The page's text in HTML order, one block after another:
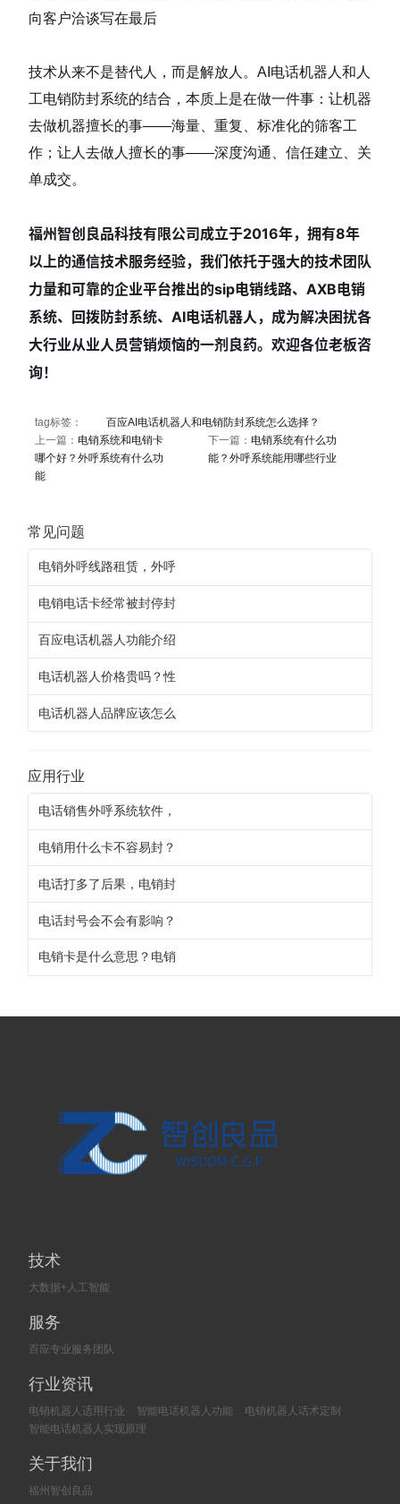
向客户洽谈写在最后
技术从来不是替代人，而是解放人。AI电话机器人和人
工电销防封系统的结合，本质上是在做一件事：让机器
去做机器擅长的事——海量、重复、标准化的筛客工
作；让人去做人擅长的事——深度沟通、信任建立、关
单成交。
福州智创良品科技有限公司成立于2016年，拥有8年
以上的通信技术服务经验，我们依托于强大的技术团队
力量和可靠的企业平台推出的sip电销线路、AXB电销
系统、回拨防封系统、AI电话机器人，成为解决困扰各
大行业从业人员营销烦恼的一剂良药。欢迎各位老板咨
询！
tag标签： 百应AI电话机器人和电销防封系统怎么选择？
上一篇： 电销系统和电销卡
哪个好？外呼系统有什么功
能
下一篇： 电销系统有什么功
能？外呼系统能用哪些行业
常见问题
电销外呼线路租赁，外呼
电销电话卡经常被封停封
百应电话机器人功能介绍
电话机器人价格贵吗？性
电话机器人品牌应该怎么
应用行业
电话销售外呼系统软件，
电销用什么卡不容易封？
电话打多了后果，电销封
电话封号会不会有影响？
电销卡是什么意思？电销
技术
大数据+人工智能
服务
百应专业服务团队
行业资讯
电销机器人适用行业 智能电话机器人功能
电销机器人话术定制
智能电话机器人实现原理
关于我们
福州智创良品